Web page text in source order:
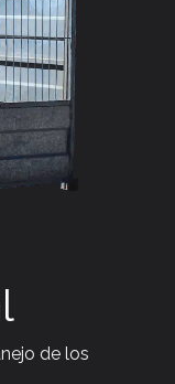
de los